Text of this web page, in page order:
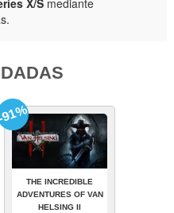
THE INCREDIBLE
ADVENTURES OF VAN
HELSING II